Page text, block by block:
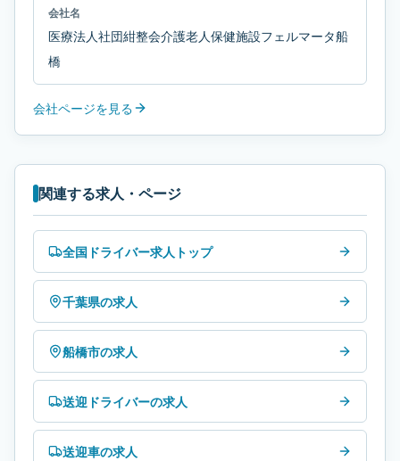
会社名
医療法人社団紺整会介護老人保健施設フェルマータ船
橋
会社ページを見る
関連する求人・ページ
全国ドライバー求人トップ
千葉県の求人
船橋市の求人
送迎ドライバーの求人
送迎車の求人